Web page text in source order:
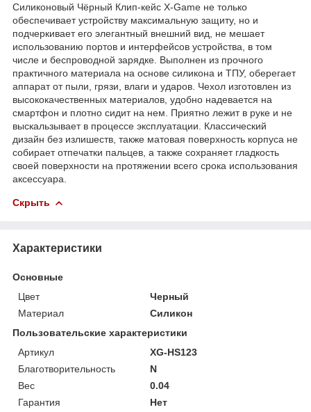
Силиконовый Чёрный Клип-кейс X-Game не только
обеспечивает устройству максимальную защиту, но и
подчеркивает его элегантный внешний вид, не мешает
использованию портов и интерфейсов устройства, в том
числе и беспроводной зарядке. Выполнен из прочного
практичного материала на основе силикона и ТПУ, оберегает
аппарат от пыли, грязи, влаги и ударов. Чехол изготовлен из
высококачественных материалов, удобно надевается на
смартфон и плотно сидит на нем. Приятно лежит в руке и не
выскальзывает в процессе эксплуатации. Классический
дизайн без излишеств, также матовая поверхность корпуса не
собирает отпечатки пальцев, а также сохраняет гладкость
своей поверхности на протяжении всего срока использования
аксессуара.
Скрыть
Характеристики
Основные
Цвет
Черный
Материал
Силикон
Пользовательские характеристики
Артикул
XG-HS123
Благотворительность
N
Вес
0.04
Гарантия
Нет